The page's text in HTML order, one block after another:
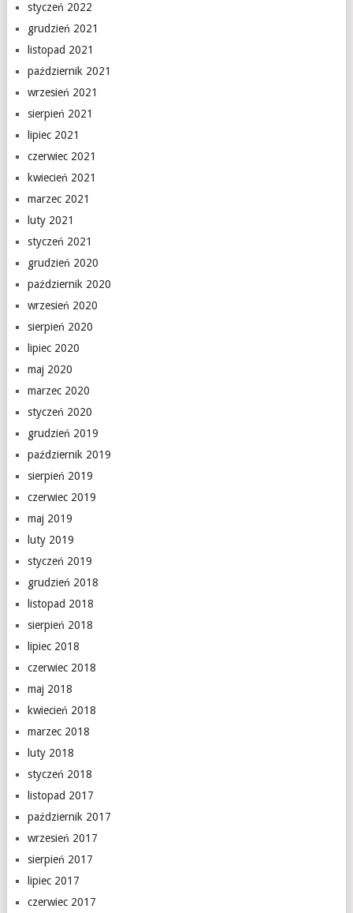
styczeń 2022
grudzień 2021
listopad 2021
październik 2021
wrzesień 2021
sierpień 2021
lipiec 2021
czerwiec 2021
kwiecień 2021
marzec 2021
luty 2021
styczeń 2021
grudzień 2020
październik 2020
wrzesień 2020
sierpień 2020
lipiec 2020
maj 2020
marzec 2020
styczeń 2020
grudzień 2019
październik 2019
sierpień 2019
czerwiec 2019
maj 2019
luty 2019
styczeń 2019
grudzień 2018
listopad 2018
sierpień 2018
lipiec 2018
czerwiec 2018
maj 2018
kwiecień 2018
marzec 2018
luty 2018
styczeń 2018
listopad 2017
październik 2017
wrzesień 2017
sierpień 2017
lipiec 2017
czerwiec 2017